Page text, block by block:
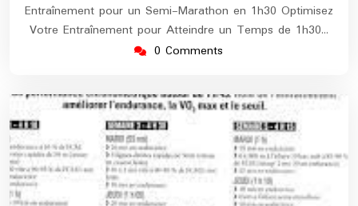
Entraînement pour un Semi-Marathon en 1h30 Optimisez
Votre Entraînement pour Atteindre un Temps de 1h30…
0 Comments